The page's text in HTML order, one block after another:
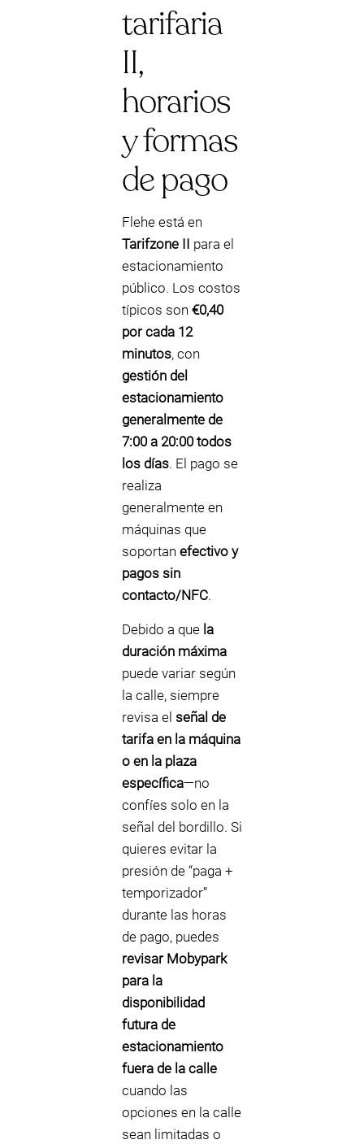
tarifaria
II,
horarios
y formas
de pago
Flehe está en
Tarifzone II para el
estacionamiento
público. Los costos
típicos son €0,40
por cada 12
minutos, con
gestión del
estacionamiento
generalmente de
7:00 a 20:00 todos
los días. El pago se
realiza
generalmente en
máquinas que
soportan efectivo y
pagos sin
contacto/NFC.
Debido a que la
duración máxima
puede variar según
la calle, siempre
revisa el señal de
tarifa en la máquina
o en la plaza
específica—no
confíes solo en la
señal del bordillo. Si
quieres evitar la
presión de “paga +
temporizador”
durante las horas
de pago, puedes
revisar Mobypark
para la
disponibilidad
futura de
estacionamiento
fuera de la calle
cuando las
opciones en la calle
sean limitadas o